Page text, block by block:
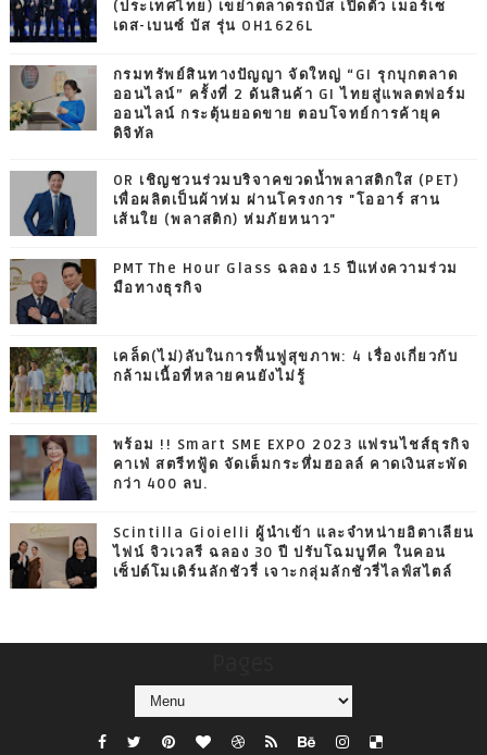
(ประเทศไทย) เขย่าตลาดรถบัส เปิดตัว เมอร์เซ
เดส-เบนซ์ บัส รุ่น OH1626L
กรมทรัพย์สินทางปัญญา จัดใหญ่ “GI รุกบุกตลาด
ออนไลน์” ครั้งที่ 2 ดันสินค้า GI ไทยสู่แพลตฟอร์ม
ออนไลน์ กระตุ้นยอดขาย ตอบโจทย์การค้ายุค
ดิจิทัล
OR เชิญชวนร่วมบริจาคขวดน้ำพลาสติกใส (PET)
เพื่อผลิตเป็นผ้าห่ม ผ่านโครงการ "โออาร์ สาน
เส้นใย (พลาสติก) ห่มภัยหนาว"
PMT The Hour Glass ฉลอง 15 ปีแห่งความร่วม
มือทางธุรกิจ
เคล็ด(ไม่)ลับในการฟื้นฟูสุขภาพ: 4 เรื่องเกี่ยวกับ
กล้ามเนื้อที่หลายคนยังไม่รู้
พร้อม !! Smart SME EXPO 2023 แฟรนไชส์ธุรกิจ
คาเฟ่ สตรีทฟู้ด จัดเต็มกระหึ่มฮอลล์ คาดเงินสะพัด
กว่า 400 ลบ.
Scintilla Gioielli ผู้นำเข้า และจำหน่ายอิตาเลียน
ไฟน์ จิวเวลรี ฉลอง 30 ปี ปรับโฉมบูทีค ในคอน
เซ็ปต์โมเดิร์นลักชัวรี่ เจาะกลุ่มลักชัวรี่ไลฟ์สไตล์